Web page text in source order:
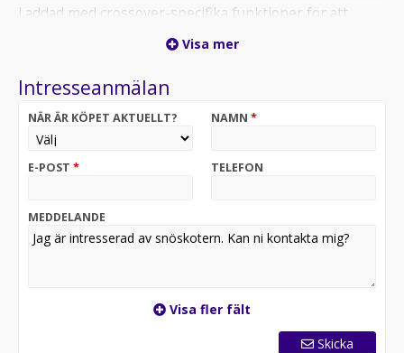
Laddad med crossover-specifika funktioner för att
cMotion™ X boggifjädring
Visa mer
Intresseanmälan
NÄR ÄR KÖPET AKTUELLT? NAMN *
E-POST * TELEFON
MEDDELANDE
Visa fler fält
Skicka